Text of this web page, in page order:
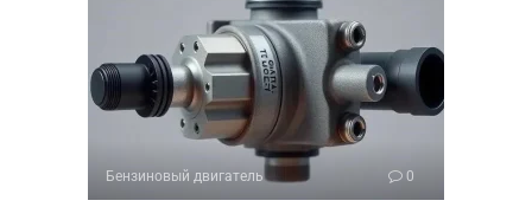
Бензиновый двигатель 0